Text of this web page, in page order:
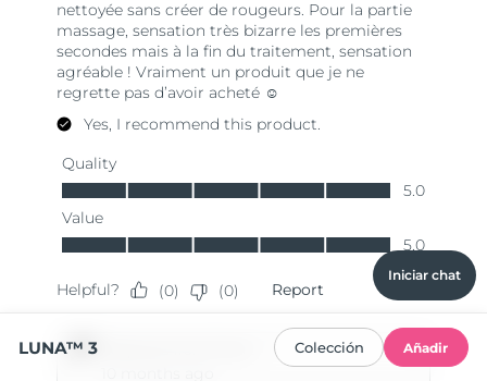
Iniciar chat
LUNA™ 3 Colección Añadir